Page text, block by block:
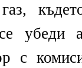
убеди
с